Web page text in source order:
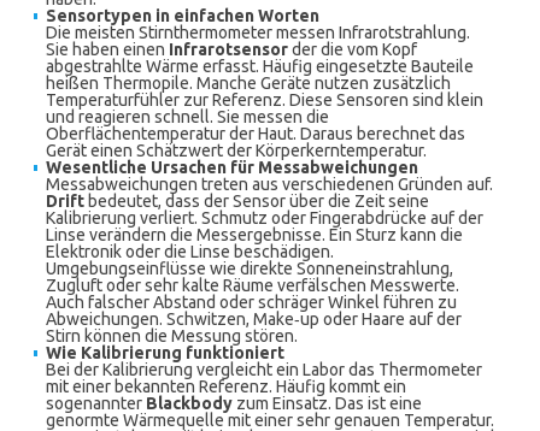
Sensortypen in einfachen Worten
Die meisten Stirnthermometer messen Infrarotstrahlung.
Sie haben einen Infrarotsensorder die vom Kopf
abgestrahlte Wärme erfasst. Häufig eingesetzte Bauteile
heißen Thermopile. Manche Geräte nutzen zusätzlich
Temperaturfühler zur Referenz. Diese Sensoren sind klein
und reagieren schnell. Sie messen die
Oberflächentemperatur der Haut. Daraus berechnet das
Gerät einen Schätzwert der Körperkerntemperatur.
Wesentliche Ursachen für Messabweichungen
Messabweichungen treten aus verschiedenen Gründen auf.
Drift bedeutet, dass der Sensor über die Zeit seine
Kalibrierung verliert. Schmutz oder Fingerabdrücke auf der
Linse verändern die Messergebnisse. Ein Sturz kann die
Elektronik oder die Linse beschädigen.
Umgebungseinflüsse wie direkte Sonneneinstrahlung,
Zugluft oder sehr kalte Räume verfälschen Messwerte.
Auch falscher Abstand oder schräger Winkel führen zu
Abweichungen. Schwitzen, Make‑up oder Haare auf der
Stirn können die Messung stören.
Wie Kalibrierung funktioniert
Bei der Kalibrierung vergleicht ein Labor das Thermometer
mit einer bekannten Referenz. Häufig kommt ein
sogenannter Blackbody zum Einsatz. Das ist eine
genormte Wärmequelle mit einer sehr genauen Temperatur.